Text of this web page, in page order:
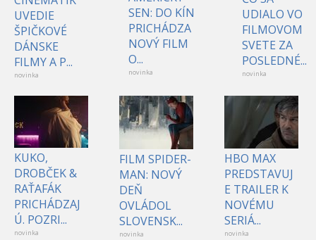
UVEDIE
ŠPIČKOVÉ
DÁNSKE
FILMY A P...
novinka
SEN: DO KÍN
PRICHÁDZA
NOVÝ FILM
O...
novinka
UDIALO VO
FILMOVOM
SVETE ZA
POSLEDNÉ...
novinka
KUKO,
DROBČEK &
RAŤAFÁK
PRICHÁDZAJ
Ú. POZRI...
novinka
FILM SPIDER-
MAN: NOVÝ
DEŇ
OVLÁDOL
SLOVENSK...
novinka
HBO MAX
PREDSTAVUJ
E TRAILER K
NOVÉMU
SERIÁ...
novinka